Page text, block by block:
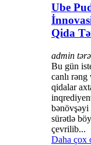
Ube
Qida
admin
Bu gün
canlı
qidalar
bənövşəyi
sürətlə
çevrilib...
Daha çox